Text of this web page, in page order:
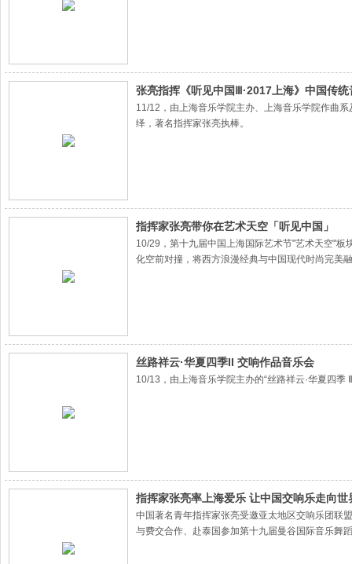
张亮指挥《听见中国Ⅲ·2017上海》中国传
11/12，由上海音乐学院主办、上海音乐学院作曲
绎，著名指挥家张亮执棒。
指挥家张亮带你在艺术天空「听见中国」
10/29，第十九届中国上海国际艺术节"艺术天空"
化空前对撞，将西方浪漫经典与中国现代时尚完美
丝路祥云·华夏四季II 交响作品音乐会
10/13，由上海音乐学院主办的“丝路祥云·华夏四
指挥家张亮率上海爱乐 让中国交响乐走向世
中国著名青年指挥家张亮受邀亚太地区交响乐团联
与费交合作、赴泰国参加第十九届曼谷国际音乐舞